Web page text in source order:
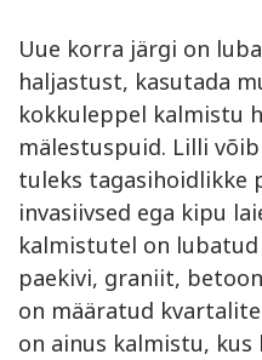
Uue korra järgi on
haljastust, kasutada
kokkuleppel kalmistu
mälestuspuid. Lilli
tuleks tagasihoidlikke
invasiivsed ega kipu
kalmistutel on
paekivi, graniit,
on määratud
on ainus kalmistu, kus